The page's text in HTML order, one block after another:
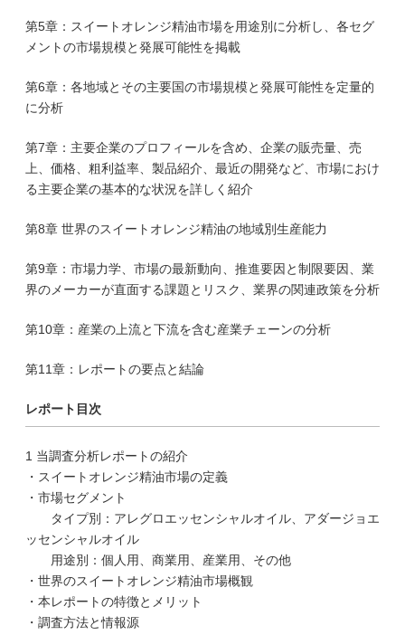
第5章：スイートオレンジ精油市場を用途別に分析し、各セグ
メントの市場規模と発展可能性を掲載
第6章：各地域とその主要国の市場規模と発展可能性を定量的
に分析
第7章：主要企業のプロフィールを含め、企業の販売量、売
上、価格、粗利益率、製品紹介、最近の開発など、市場におけ
る主要企業の基本的な状況を詳しく紹介
第8章 世界のスイートオレンジ精油の地域別生産能力
第9章：市場力学、市場の最新動向、推進要因と制限要因、業
界のメーカーが直面する課題とリスク、業界の関連政策を分析
第10章：産業の上流と下流を含む産業チェーンの分析
第11章：レポートの要点と結論
レポート目次
1 当調査分析レポートの紹介
・スイートオレンジ精油市場の定義
・市場セグメント
タイプ別：アレグロエッセンシャルオイル、アダージョエ
ッセンシャルオイル
用途別：個人用、商業用、産業用、その他
・世界のスイートオレンジ精油市場概観
・本レポートの特徴とメリット
・調査方法と情報源